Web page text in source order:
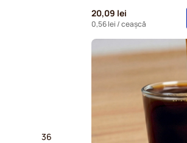
20,09 lei
0,56 lei / ceașcă
36